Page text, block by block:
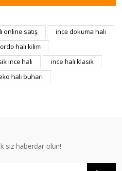
online satış
ince dokuma halı
halı kilim
ince halı
ince halı klasik
halı buhari
siz haberdar olun!